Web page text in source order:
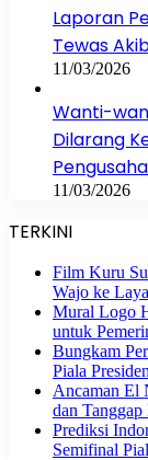
Laporan
Tewas
11/03/2026
Wanti-
Dilarang
Pengusaha
11/03/2026
TERKINI
Film Kuru
Wajo ke
Mural Logo
untuk
Bungkam
Piala
Ancaman El
dan
Prediksi
Semifinal